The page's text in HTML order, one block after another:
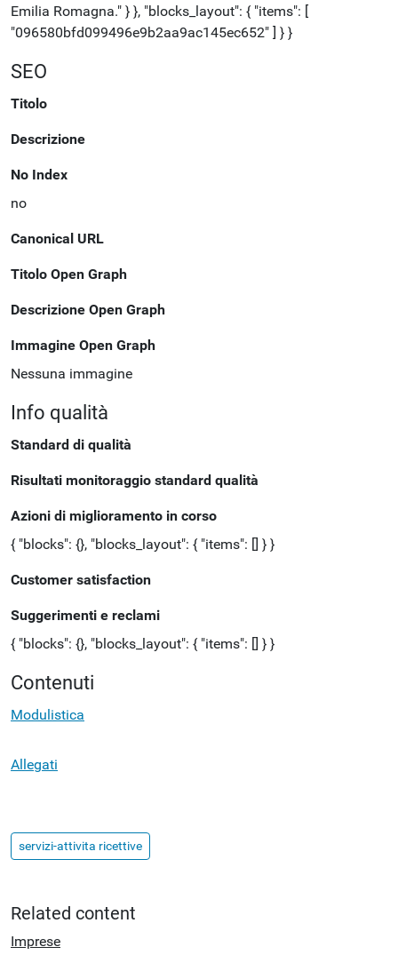
Emilia Romagna." } }, "blocks_layout": { "items": [
"096580bfd099496e9b2aa9ac145ec652" ] } }
SEO
Titolo
Descrizione
No Index
no
Canonical URL
Titolo Open Graph
Descrizione Open Graph
Immagine Open Graph
Nessuna immagine
Info qualità
Standard di qualità
Risultati monitoraggio standard qualità
Azioni di miglioramento in corso
{ "blocks": {}, "blocks_layout": { "items": [] } }
Customer satisfaction
Suggerimenti e reclami
{ "blocks": {}, "blocks_layout": { "items": [] } }
Contenuti
Modulistica
Allegati
servizi-attivita ricettive
Related content
Imprese